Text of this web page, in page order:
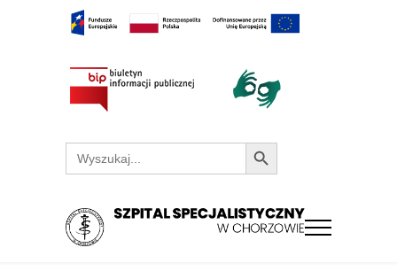
Search
for:
Search Button